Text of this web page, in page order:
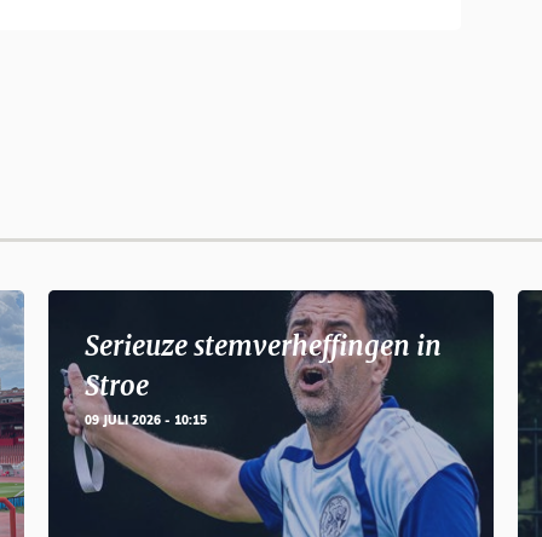
Serieuze stemverheffingen in
Stroe
09 JULI 2026 - 10:15